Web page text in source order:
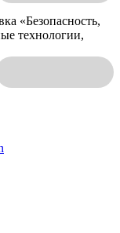
«Безопасность,
технологии,